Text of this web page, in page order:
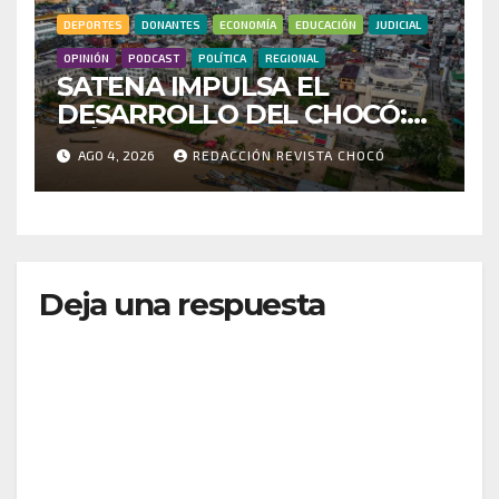
DEPORTES DONANTES ECONOMÍA EDUCACIÓN JUDICIAL
OPINIÓN PODCAST POLÍTICA REGIONAL
SATENA IMPULSA EL
DESARROLLO DEL CHOCÓ:
MÁS DE 35 MIL PASAJEROS
MOVILIZADOS Y NUEVAS
RUTAS FORTALECEN LA
AGO 4, 2026 REDACCIÓN REVISTA CHOCÓ
Deja una respuesta